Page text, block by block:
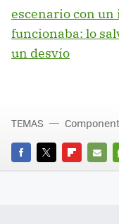
escenario con un
funcionaba: lo
un desvío
FACEBOOK
TWITTERFLIPBOARD
E-
TEMAS